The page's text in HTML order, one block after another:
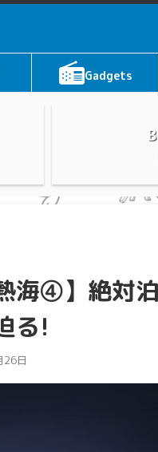
Gadgets
海④】絶対
る!
26日